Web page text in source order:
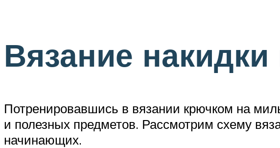
Вязание
Потренировавшись в вязании крючком на
и полезных предметов. Рассмотрим схему
начинающих.